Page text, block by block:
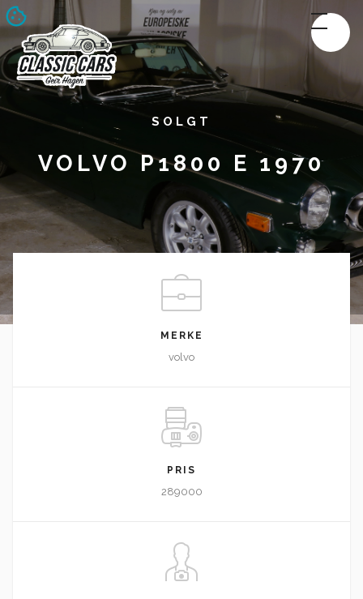
SOLGT
VOLVO P1800 E 1970
MERKE
volvo
PRIS
289000